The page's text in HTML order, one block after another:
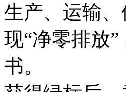
生产、运输
现“净零排放
书。